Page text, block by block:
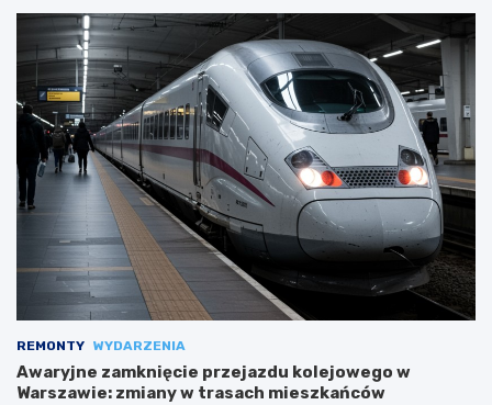
REMONTY WYDARZENIA
Awaryjne zamknięcie przejazdu kolejowego w
Warszawie: zmiany w trasach mieszkańców